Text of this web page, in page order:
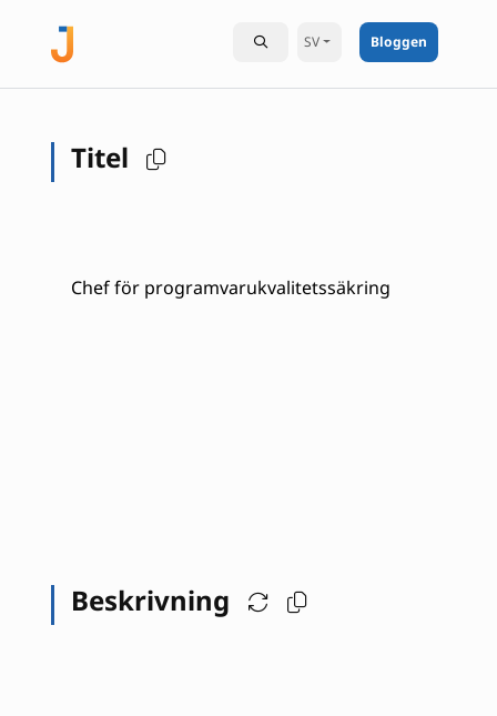
SV Bloggen
Titel
Chef för programvarukvalitetssäkring
Beskrivning